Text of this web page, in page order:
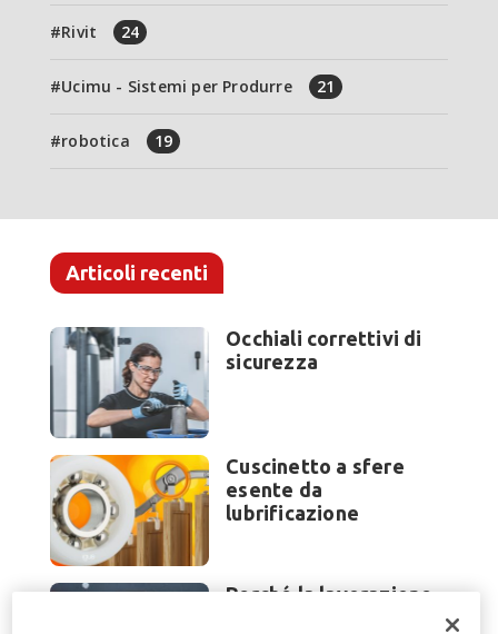
Rivit 24
Ucimu - Sistemi per Produrre 21
robotica 19
Articoli recenti
Occhiali correttivi di
sicurezza
Cuscinetto a sfere
esente da
lubrificazione
Perché la lavorazione